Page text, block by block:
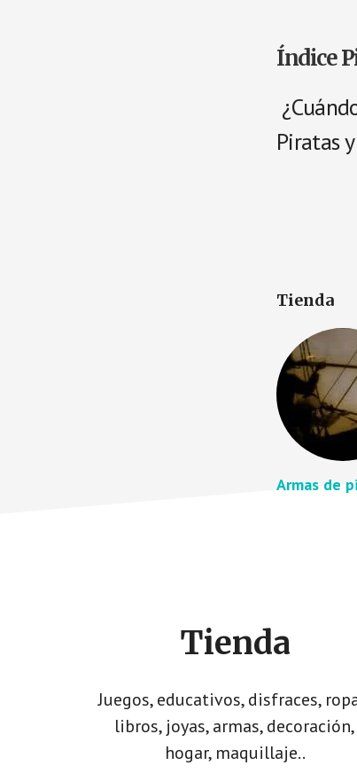
Índice
Piratas
Tienda
Armas de
Tienda
Juegos, educativos, disfraces,
libros, joyas, armas, decoración,
hogar, maquillaje..